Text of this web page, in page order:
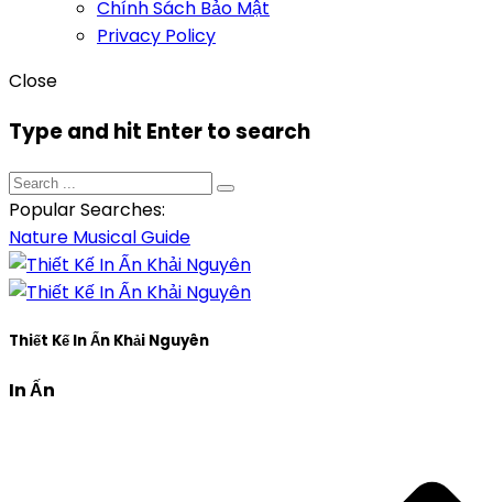
Chính Sách Bảo Mật
Privacy Policy
Close
Type and hit Enter to search
Popular Searches:
Nature MusicalGuide
Thiết Kế In Ấn Khải Nguyên
In Ấn